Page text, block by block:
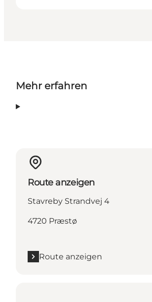
Mehr erfahren
Route anzeigen
Stavreby Strandvej 4
4720 Præstø
Route anzeigen